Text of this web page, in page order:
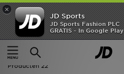
×
JD Sports
JD Sports Fashion PLC
GRATIS - In Google Play
Thuis
Kids
Kids - On Running
Producten 22
Home
Offers
New In